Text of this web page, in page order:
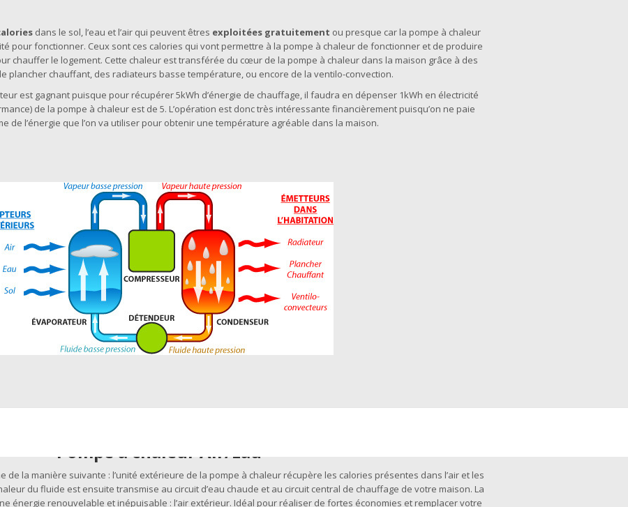
dans le sol, l’eau et l’air qui peuvent êtres exploitées gratuitement ou presque car la pompe à chaleur
pour fonctionner. Ceux sont ces calories qui vont permettre à la pompe à chaleur de fonctionner et de produire
chauffer le logement. Cette chaleur est transférée du cœur de la pompe à chaleur dans la maison grâce à des
plancher chauffant, des radiateurs basse température, ou encore de la ventilo-convection.
est gagnant puisque pour récupérer 5kWh d’énergie de chauffage, il faudra en dépenser 1kWh en électricité
de la pompe à chaleur est de 5. L’opération est donc très intéressante financièrement puisqu’on ne paie
de l’énergie que l’on va utiliser pour obtenir une température agréable dans la maison.
Pompe à chaleur Air/Eau
de la manière suivante : l’unité extérieure de la pompe à chaleur récupère les calories présentes dans l’air et les
du fluide est ensuite transmise au circuit d’eau chaude et au circuit central de chauffage de votre maison. La
énergie renouvelable et inépuisable : l’air extérieur. Idéal pour réaliser de fortes économies et remplacer votre